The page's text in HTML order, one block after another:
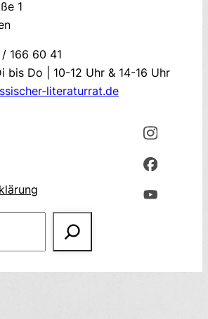
1
166 60 41
bis Do | 10-12 Uhr & 14-16 Uhr
literaturrat.de